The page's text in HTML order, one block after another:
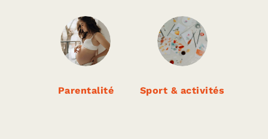
Parentalité Sport & activités